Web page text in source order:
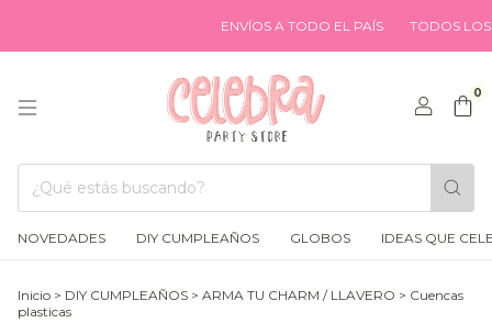
ENVÍOS A TODO EL PAÍS TODOS LOS MEDIOS DE
0
NOVEDADES DIY CUMPLEAÑOS GLOBOS IDEAS QUE
Inicio > DIY CUMPLEAÑOS > ARMA TU CHARM / LLAVERO > Cuencas
plasticas